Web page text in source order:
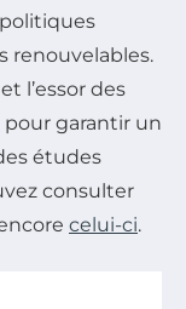
renouvelables.
l’essor des
pour garantir un
études
consulter
celui-ci.